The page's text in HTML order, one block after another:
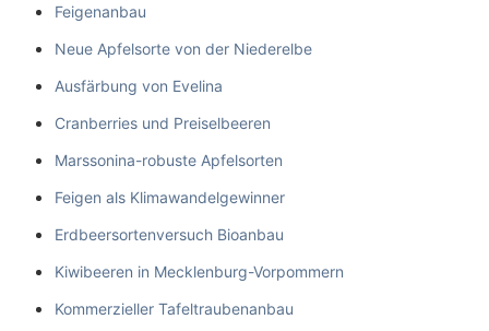
Feigenanbau
Neue Apfelsorte von der Niederelbe
Ausfärbung von Evelina
Cranberries und Preiselbeeren
Marssonina-robuste Apfelsorten
Feigen als Klimawandelgewinner
Erdbeersortenversuch Bioanbau
Kiwibeeren in Mecklenburg-Vorpommern
Kommerzieller Tafeltraubenanbau